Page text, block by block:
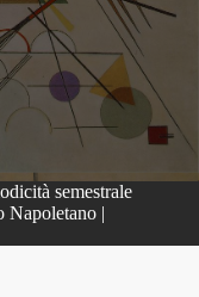
semestrale
Napoletano |